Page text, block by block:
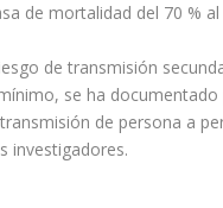
de mortalidad del 70 % al
de transmisión
se ha
de persona a
investigadores.